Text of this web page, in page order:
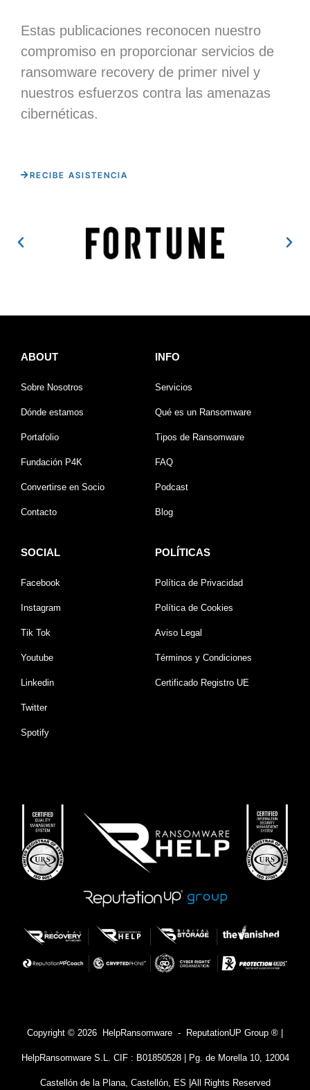
Estas publicaciones reconocen nuestro
compromiso en proporcionar servicios de
ransomware recovery de primer nivel y
nuestros esfuerzos contra las amenazas
cibernéticas.
RECIBE ASISTENCIA
ABOUT
Sobre Nosotros
Dónde estamos
Portafolio
Fundación P4K
Convertirse en Socio
Contacto
INFO
Servicios
Qué es un Ransomware
Tipos de Ransomware
FAQ
Podcast
Blog
SOCIAL
Facebook
Instagram
Tik Tok
Youtube
Linkedin
Twitter
Spotify
POLÍTICAS
Política de Privacidad
Política de Cookies
Aviso Legal
Términos y Condiciones
Certificado Registro UE
Copyright © 2026 HelpRansomware - ReputationUP Group ® |
HelpRansomware S.L. CIF : B01850528 | Pg. de Morella 10, 12004
Castellón de la Plana, Castellón, ES | All Rights Reserved